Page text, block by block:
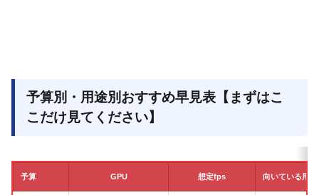
予算別・用途別おすすめ早見表【まずはこ
こだけ見てください】
予算 GPU 想定fps 向いている用途